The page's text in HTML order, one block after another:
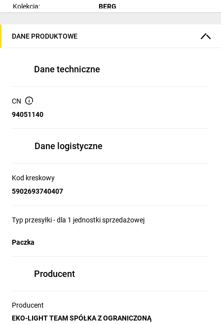
Kolekcja:
BERG
Głębokość (cm):
Czujnik ruchu:
Nie
DANE PRODUKTOWE
Dane techniczne
CN
94051140
Dane logistyczne
Kod kreskowy
5902693740407
Typ przesyłki - dla 1 jednostki sprzedażowej
Paczka
Producent
Producent
EKO-LIGHT TEAM SPÓŁKA Z OGRANICZONĄ